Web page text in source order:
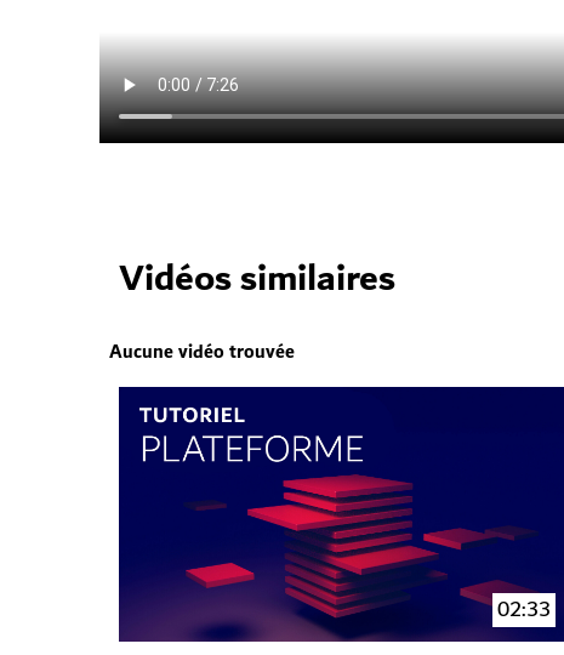
Vidéos similaires
Aucune vidéo trouvée
02:33